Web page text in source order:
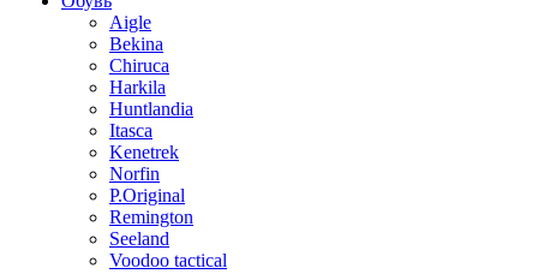
Aigle
Bekina
Chiruсa
Harkila
Huntlandia
Itasca
Kenetrek
Norfin
P.Original
Remington
Seeland
Voodoo tactical